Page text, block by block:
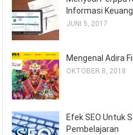
Informasi
JUNI 5, 2017
Mengenal Adira
OKTOBER 8, 2018
Efek SEO Untuk
Pembelajaran